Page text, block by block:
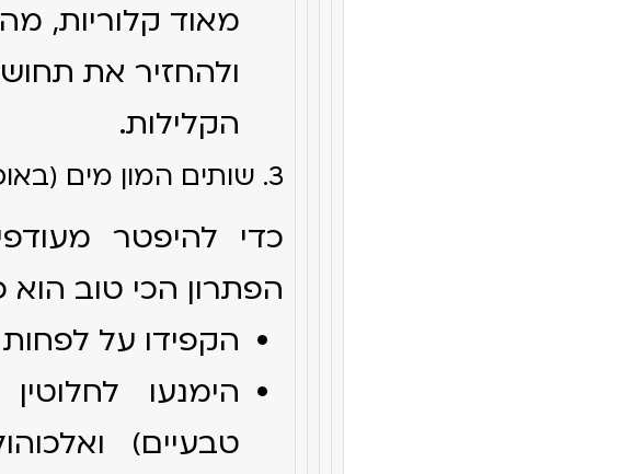
מאוד קלוריות,
ולהחזיר את
הקלילות.
3. שותים המון מים (באופן פרדוקסלי)
כדי להיפטר
הפתרון הכי טוב
הקפידו על לפחות 2.5–3 ליטרים של מים ביום.
הימנעו
טבעיים)